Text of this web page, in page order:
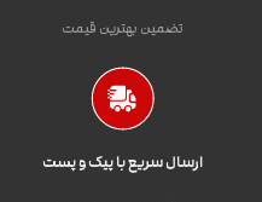
تضمین بهترین قیمت
ارسال سریع با پیک و پست